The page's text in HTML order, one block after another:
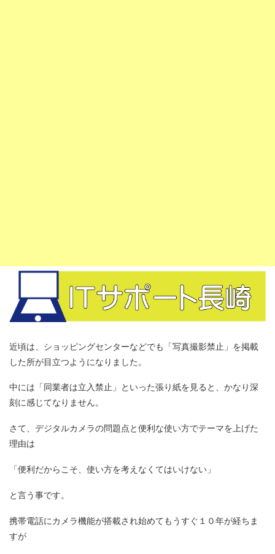
近頃は、ショッピングセンターなどでも「写真撮影禁止」を掲載
した所が目立つようになりました。
中には「同業者は立入禁止」といった張り紙を見ると、かなり深
刻に感じてなりません。
さて、デジタルカメラの問題点と便利な使い方でテーマを上げた
理由は
「便利だからこそ、使い方を考えなくてはいけない」
と言う事です。
携帯電話にカメラ機能が搭載され始めてもうすぐ１０年が経ちま
すが